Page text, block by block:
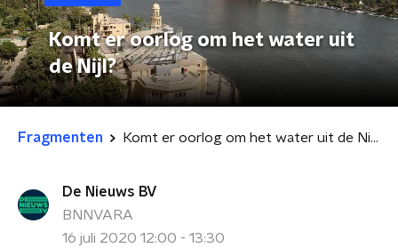
Komt er oorlog om het water uit
de Nijl?
Fragmenten Komt er oorlog om het water uit de Nijl?
De Nieuws BV
BNNVARA
16 juli 2020 12:00 - 13:30